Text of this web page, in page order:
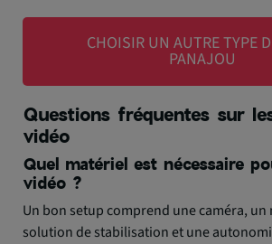
CHOISIR UN AUTRE TYPE
PANAJOU
Questions fréquentes sur
vidéo
Quel matériel est nécessaire
vidéo ?
Un bon setup comprend une caméra, un
solution de stabilisation et une